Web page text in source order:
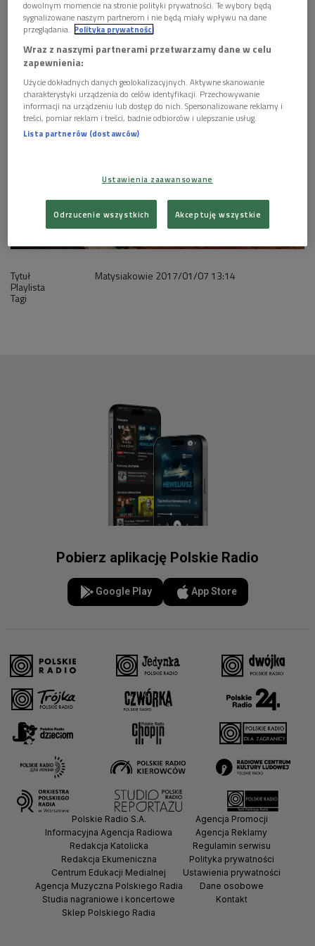
AUDIO 1 plik
 27'03
Matysiakowie 7 stycznia godz. 13:21
Tytuł Matysiakowie 2017/01/07 13:14
Playlista
Tagi
Pobierz aplikację Polskie Radio
Google Play App Store
Polskie Radio S.A.
Informacyjna Agencja Radiowa
Redakcja Katolicka
Redakcja Ekumeniczna
Centrum Edukacji Medialnej
Agencja Muzyczna Polskiego Radia
Studia nagraniowe i koncertowe
Sklep Polskiego Radia
Agencja Promocji
Agencja Reklamy
Regulamin serwisu
Polityka prywatności
Ustawienia prywatności
Dane osobowe
Kontakt
dowolnym momencie na stronie polityki prywatności. Te wybory będą
sygnalizowane naszym partnerom i nie będą miały wpływu na dane
przeglądania. Polityka prywatności
Wraz z naszymi partnerami przetwarzamy dane w celu
zapewnienia:
Użycie dokładnych danych geolokalizacyjnych. Aktywne skanowanie
charakterystyki urządzenia do celów identyfikacji. Przechowywanie
informacji na urządzeniu lub dostęp do nich. Spersonalizowane reklamy i
treści, pomiar reklam i treści, badnie odbiorców i ulepszanie usług.
Lista partnerów (dostawców)
Ustawienia zaawansowane
Odrzucenie wszystkich Akceptuję wszystkie